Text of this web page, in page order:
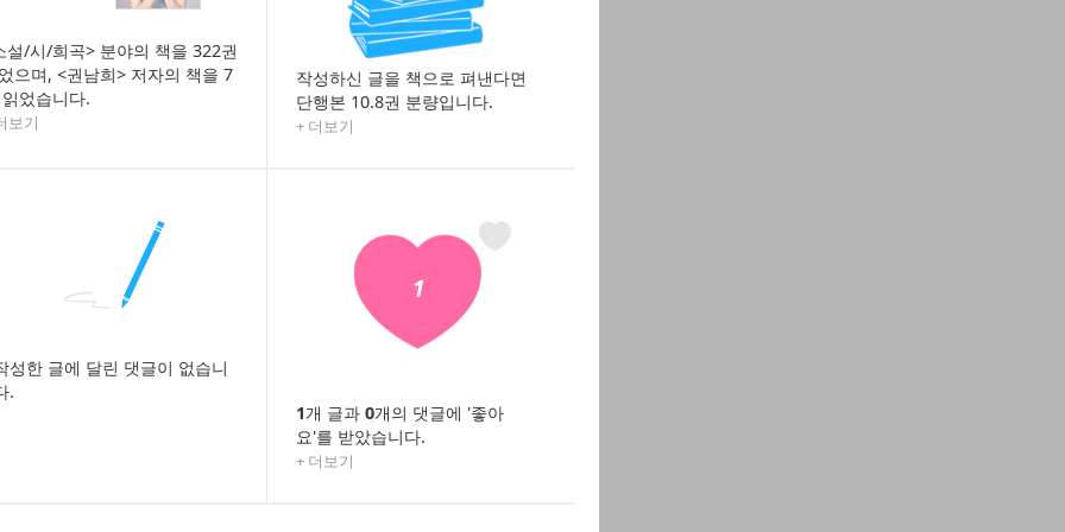
설/시/희곡> 분야의 책을 322권
으며, <권남희> 저자의 책을 7
었습니다.
보기
작성하신 글을 책으로 펴낸다면
단행본 10.8권 분량입니다.
+ 더보기
성한 글에 달린 댓글이 없습니
.
1
1개 글과 0개의 댓글에 '좋아
요'를 받았습니다.
+ 더보기